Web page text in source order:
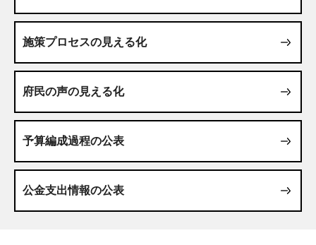
施策プロセスの見える化
府民の声の見える化
予算編成過程の公表
公金支出情報の公表